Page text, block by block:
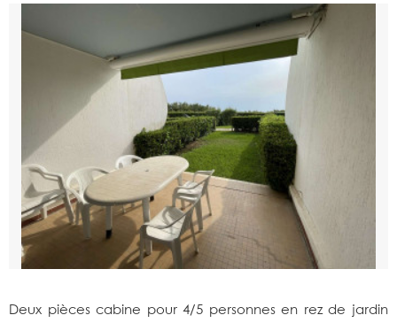
Deux pièces cabine pour 4/5 personnes en rez de jardin